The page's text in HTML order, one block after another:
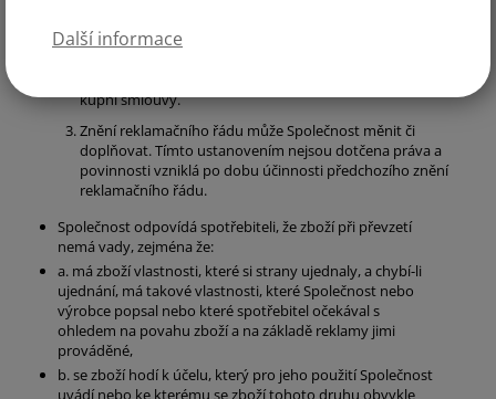
Další informace
prostřednictvím internetového obchodu Společnosti na
internetové adrese www.vlajky.eu.
kupní smlouvy.
Znění reklamačního řádu může Společnost měnit či
doplňovat. Tímto ustanovením nejsou dotčena práva a
povinnosti vzniklá po dobu účinnosti předchozího znění
reklamačního řádu.
Společnost odpovídá spotřebiteli, že zboží při převzetí
nemá vady, zejména že:
a. má zboží vlastnosti, které si strany ujednaly, a chybí-li
ujednání, má takové vlastnosti, které Společnost nebo
výrobce popsal nebo které spotřebitel očekával s
ohledem na povahu zboží a na základě reklamy jimi
prováděné,
b. se zboží hodí k účelu, který pro jeho použití Společnost
uvádí nebo ke kterému se zboží tohoto druhu obvykle